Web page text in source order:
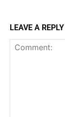
LEAVE A REPLY